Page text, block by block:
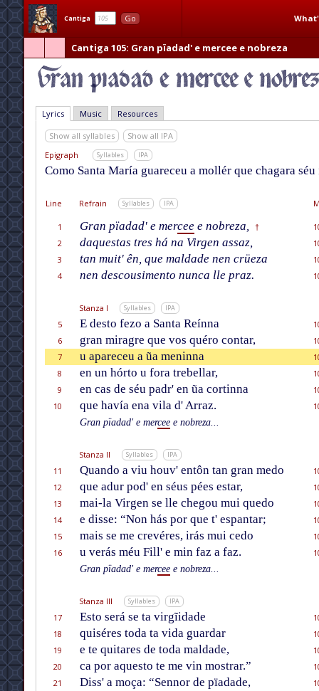
Cantiga Go
Cantiga 105: Gran pïadad' e mercee e nobreza
Lyrics Music Resources
Show all syllables
Show all IPA
Epigraph
Syllables IPA
Como Santa María guareceu a mollér que chagara
Line Refrain Syllables IPA
1 Gran pïadad' e merceee nobreza, †
2
daquestas tres há na Virgen assaz,
3
tan muit' ên, que maldade nen crüeza
4
nen descousimento nunca lle praz.
Stanza I Syllables IPA
5 E desto fezo a Santa Reínna
6
gran miragre que vos quéro contar,
7
u apareceu a ũa meninna
8
en un hórto u fora trebellar,
9
en cas de séu padr' en ũa cortinna
10
que havía ena vila d' Arraz.
Gran pïadad' e merceee nobreza...
Stanza II Syllables IPA
11 Quando a viu houv' entôn tan gran medo
12
que adur pod' en séus pées estar,
13
mai-la Virgen se lle chegou mui quedo
14
e disse: “Non hás por que t' espantar;
15
mais se me crevéres, irás mui cedo
16
u verás méu Fill' e min faz a faz.
Gran pïadad' e merceee nobreza...
Stanza III Syllables IPA
17 Esto será se ta virgĩidade
18
quiséres toda ta vida guardar
19
e te quitares de toda maldade,
20
ca por aquesto te me vin mostrar.”
21
Diss' a moça: “Sennor de pïadade,